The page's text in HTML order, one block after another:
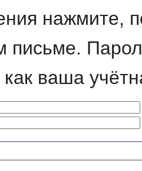
нажмите,
как ваша